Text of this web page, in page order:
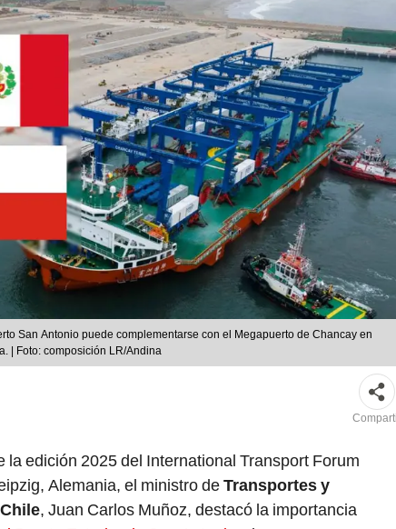
San Antonio puede complementarse con el Megapuerto de Chancay en
| Foto: composición LR/Andina
Compartir
Alemania, el ministro deTransportes y
, Juan Carlos Muñoz, destacó la importancia
Puerto Exterior de San Antonioy los avances